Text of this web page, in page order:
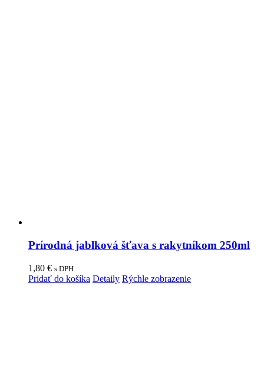
Prírodná jablková šťava s rakytníkom 250ml
1,80 € s DPH
Pridať do košíka Detaily Rýchle zobrazenie